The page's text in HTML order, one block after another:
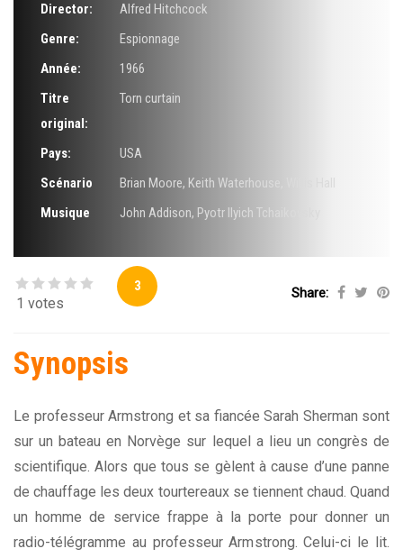
Director:
Alfred Hitchcock
Genre:
Espionnage
Année:
1966
Titre
original:
Torn curtain
Pays:
USA
Scénario
Brian Moore, Keith Waterhouse
Musique
John Addison, Pyotr Ilyich Tchaikovsky
1 votes
3 Share:
Synopsis
Le professeur Armstrong et sa fiancée Sarah Sherman sont
sur un bateau en Norvège sur lequel a lieu un congrès de
scientifique. Alors que tous se gèlent à cause d’une panne
de chauffage les deux tourtereaux se tiennent chaud. Quand
un homme de service frappe à la porte pour donner un
radio-télégramme au professeur Armstrong. Celui-ci le lit.